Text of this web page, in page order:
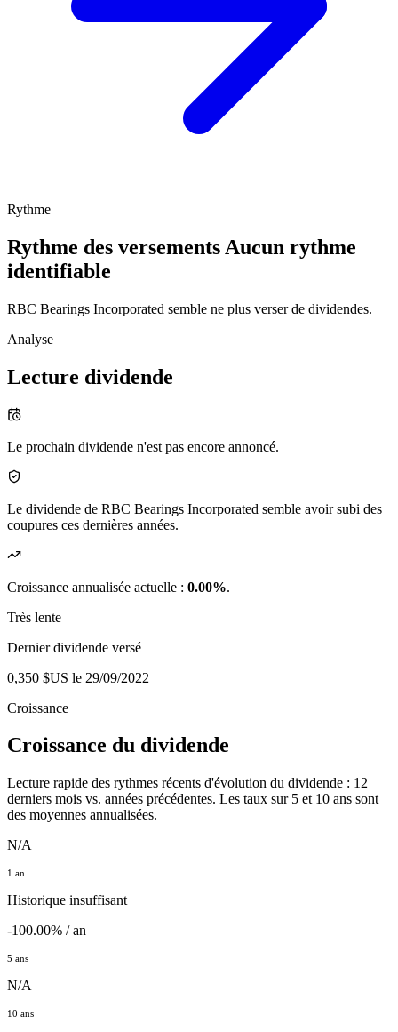
Rythme
Rythme des versements Aucun rythme
identifiable
RBC Bearings Incorporated semble ne plus verser de dividendes.
Analyse
Lecture dividende
Le prochain dividende n'est pas encore annoncé.
Le dividende de RBC Bearings Incorporated semble avoir subi des
coupures ces dernières années.
Croissance annualisée actuelle : 0.00%.
Très lente
Dernier dividende versé
0,350 $US le 29/09/2022
Croissance
Croissance du dividende
Lecture rapide des rythmes récents d'évolution du dividende : 12
derniers mois vs. années précédentes. Les taux sur 5 et 10 ans sont
des moyennes annualisées.
N/A
1 an
Historique insuffisant
-100.00% / an
5 ans
N/A
10 ans